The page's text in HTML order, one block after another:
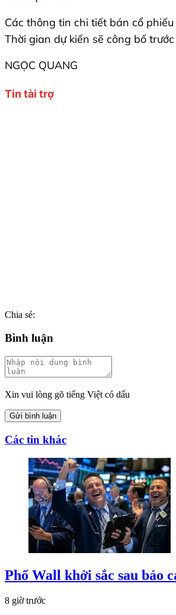
Các thông tin chi tiết bán cổ
Thời gian dự kiến sẽ công bố
NGỌC QUANG
Chia sẻ:
Bình luận
Xin vui lòng gõ tiếng Việt có dấu
Gửi bình luận
Các tin khác
Phố Wall khởi sắc sau báo
8 giờ trước